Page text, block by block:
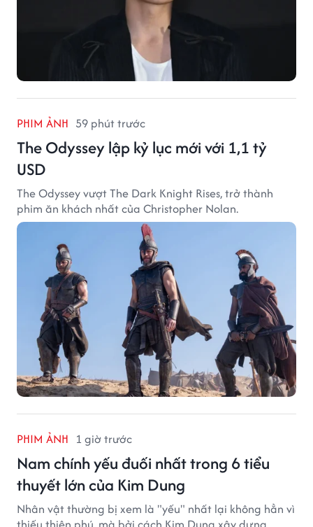
PHIM ẢNH 59 phút trước
The Odyssey lập kỷ lục mới với 1,1 tỷ
USD
The Odyssey vượt The Dark Knight Rises, trở thành
phim ăn khách nhất của Christopher Nolan.
PHIM ẢNH 1 giờ trước
Nam chính yếu đuối nhất trong 6 tiểu
thuyết lớn của Kim Dung
Nhân vật thường bị xem là "yếu" nhất lại không hẳn vì